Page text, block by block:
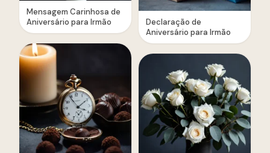
Mensagem Carinhosa de
Aniversário para Irmão
Declaração de
Aniversário para Irmão